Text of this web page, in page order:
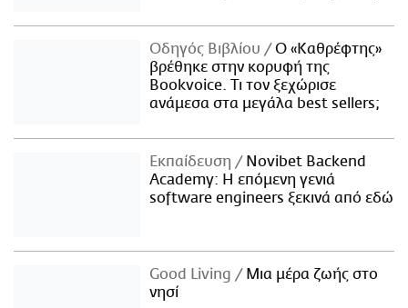
Οδηγός Βιβλίου
Ο «Καθρέφτης»
βρέθηκε στην κορυφή της
Bookvoice. Τι τον ξεχώρισε
ανάμεσα στα μεγάλα best sellers;
Εκπαίδευση
Novibet Backend
Academy: Η επόμενη γενιά
software engineers ξεκινά από εδώ
Good Living
Μια μέρα ζωής στο
νησί